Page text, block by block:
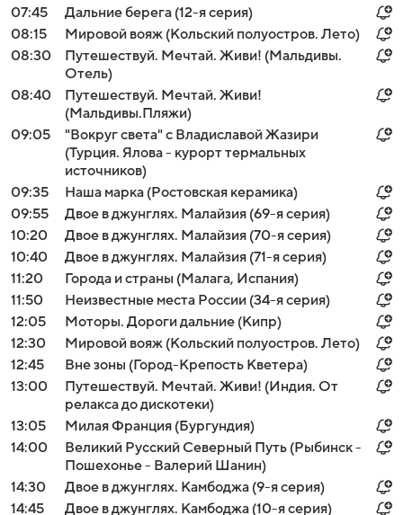
07:45
Дальние берега (12-я серия)
08:15
Мировой вояж (Кольский полуостров. Лето)
08:30
Путешествуй. Мечтай. Живи! (Мальдивы.
Отель)
08:40
Путешествуй. Мечтай. Живи!
(Мальдивы.Пляжи)
09:05
"Вокруг света" с Владиславой Жазири
(Турция. Ялова - курорт термальных
источников)
09:35
Наша марка (Ростовская керамика)
09:55
Двое в джунглях. Малайзия (69-я серия)
10:20
Двое в джунглях. Малайзия (70-я серия)
10:40
Двое в джунглях. Малайзия (71-я серия)
11:20
Города и страны (Малага, Испания)
11:50
Неизвестные места России (34-я серия)
12:05
Моторы. Дороги дальние (Кипр)
12:30
Мировой вояж (Кольский полуостров. Лето)
12:45
Вне зоны (Город-Крепость Кветера)
13:00
Путешествуй. Мечтай. Живи! (Индия. От
релакса до дискотеки)
13:05
Милая Франция (Бургундия)
14:00
Великий Русский Северный Путь (Рыбинск -
Пошехонье - Валерий Шанин)
14:30
Двое в джунглях. Камбоджа (9-я серия)
14:45
Двое в джунглях. Камбоджа (10-я серия)